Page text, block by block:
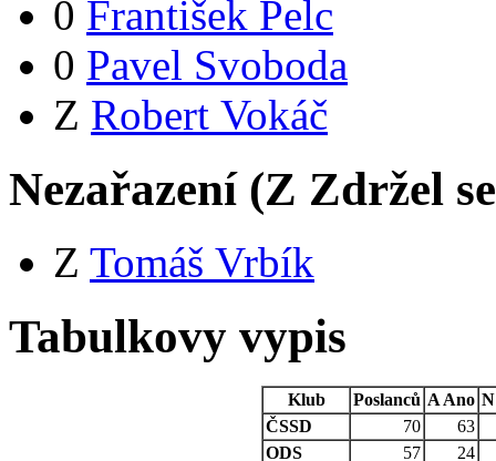
0 František Pelc
0 Pavel Svoboda
Z Robert Vokáč
Nezařazení (Z Zdržel
Z Tomáš Vrbík
Tabulkovy vypis
Klub Poslanců A Ano N
ČSSD
70
63
ODS
57
24